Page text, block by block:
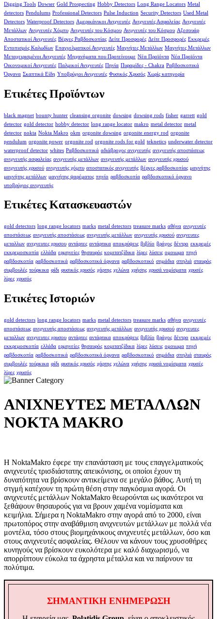
Digging Tools Dowser Gold Prospecting Hobby Detectors Long Range Locators Metal
detectors Pendulums Professional Detectors Pulse Induction Security Detectors Used Metal
Detectors Waterproof Detectors Αμερικάνικοι Ανιχνευτές Ανιχνευτές Ασφαλείας Ανιχνευτές
Μετάλλων Ανιχνευτές Χόμπυ Ανιχνευτές του Κόσμου Ανιχνευτές του Κόσμου Αξεσουάρ
Αποστατικοί Ανιχνευτές Βέργες Ραβδοσκοπίας Δείτε Προσφορές Δείτε Προσφορές Εκκρεμές
Εντοπισμός Καλωδίων Επαγγελματικοί Ανιχνευτές Μαγνήτες Μετάλλων Μαγνήτες Μετάλλων
Μεταχειρισμένοι Ανιχνευτές Μηχανήματα που Προτείνουμε Νέα Προϊόντα Νέα Προϊόντα
Οικονομικοί Ανιχνευτές Παλμικοί Ανιχνευτές Πηνία Πυραμίδες - Chakra Ραβδοσκοπικά
Όργανα Σκαπτικά Είδη Υποβρύχιοι Ανιχνευτές Φυσικός Χρυσός Χωρίς κατηγορία
Ετικέτες Προϊόντων
black magnet bounty hunter cleansing orgonite dowsing dowsing rods fisher garrett gold
detector gold detector hobby detector long range locator makro metal detector metal
detector nokta Nokta Makro okm orgonite dowsing orgonite energy rod orgonite
pendulum orgonite power orgonite rod orgonite rods for gold teknetics underwater detector
waterproof detector whites Ραβδοσκοπικά αδιάβροχος ανιχνευτής ανιχνευτής αποστάσεως
ανιχνευτής ασφαλείας ανιχνευτής μετάλλων ανιχνευτής μετάλλων ανιχνευτής χρυσού
ανιχνευτής χρυσού ανιχνευτής χόμπυ αποστατικός ανιχνευτής βέργες ραβδοσκοπίας μαγνήτης
μαγνήτης μετάλλων μαγνήτης ψαρέματος πηνίο ραβδοσκοπία ραβδοσκοπικό όργανο
υποβρύχιος ανιχνευτής
Ετικέτες Κατασκευαστών
gold detectors long range locators marks metal detectors treasure marks αθήνα ανιχνευτές
αποστάσεως ανιχνευτής αποστάσεως ανιχνευτής μετάλλων ανιχνευτής χρυσού ανιχνευτες
μεταλλων ανιχνευτες χρυσου αντάρτες αντάρτικα αποκρύψεις βιβλίο βράχος δέντρο εκκρεμές
εκκρεμοσκοπία ελλάδα ερμηνείες θησαυρός κομιτατζίδικα λίρες λύσεις ομοιωμα πηγή
ραβδοσκοπία ραβδοσκοπικά ραβδοσκοπικά όργανα ραβδοσκοπικό σημάδια σπηλιά σταυρός
συμβουλές τούρκικα φίδι φυσικός χρυσός χάρτης χελώνα χρήσης χρυσά νομίσματα χρυσές
λίρες χρυσός
Ετικέτες Ιστοριών
gold detectors long range locators marks metal detectors treasure marks αθήνα ανιχνευτές
αποστάσεως ανιχνευτής αποστάσεως ανιχνευτής μετάλλων ανιχνευτής χρυσού ανιχνευτες
μεταλλων ανιχνευτες χρυσου αντάρτες αντάρτικα αποκρύψεις βιβλίο βράχος δέντρο εκκρεμές
εκκρεμοσκοπία ελλάδα ερμηνείες θησαυρός κομιτατζίδικα λίρες λύσεις ομοιωμα πηγή
ραβδοσκοπία ραβδοσκοπικά ραβδοσκοπικά όργανα ραβδοσκοπικό σημάδια σπηλιά σταυρός
συμβουλές τούρκικα φίδι φυσικός χρυσός χάρτης χελώνα χρήσης χρυσά νομίσματα χρυσές
λίρες χρυσός
ΑΝΙΧΝΕΥΤΕΣ ΜΕΤΑΛΛΩΝ
NOKTA MAKRO
Η NoktaMakro έφερε την επανάσταση με τους επαγγελματικούς
ανιχνευτές τρισδιάστατης απεικόνισης, οι οποίοι έχουν τη
δυνατότητα να βρίσκουν αντικείμενα σε μεγάλο βάθος. Αυτή τη
στγμή κατέχουν τη πρώτη θέση στην παγκόσμια αγορά. Οι
ανιχνευτές μετάλλων NoktaMakro θεωρούνται ως ικανότεροι να
ξεθάψουν θησαυρούς για να βρουν χαμένα νομίσματα και
κειμήλια. Σήμερα η NoktaMakro στην αγορά από το 2000, είναι
πρωτοπόρος στην αναβάθμιση ανιχνευτών μετάλλων με πολλά νέα
μοντέλα, τόσο στους βιομηχάνικους ανιχνευτές μετάλλων, όσο και
στους ανιχνευτές ασφαλείας. Θέλουν να κάνουν τους χρυσοθήρες
κυνηγούς να βρίσκουν ευκολότερα με καλό διαχωρισμό, να
απορρίπτουν εύκολα τα άχρηστα μέταλλα και να παίρνουν τα
πολύτιμα.
ΣΗΜΑΝΤΙΚΗ ΕΝΗΜΕΡΩΣΗ